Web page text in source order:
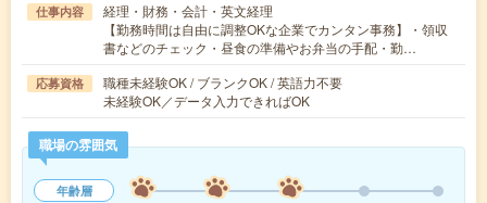
仕事内容
経理・財務・会計・英文経理
【勤務時間は自由に調整OKな企業でカンタン事務】・領収
書などのチェック・昼食の準備やお弁当の手配・勤…
応募資格
職種未経験OK / ブランクOK / 英語力不要
未経験OK／データ入力できればOK
職場の雰囲気
年齢層